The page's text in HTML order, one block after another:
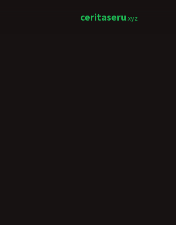
ceritaseru.xyz